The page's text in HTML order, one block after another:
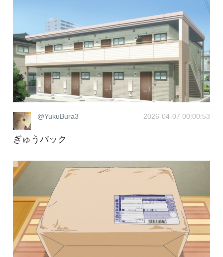
@YukuBura3 2026-04-07 00:00:53
ぎゅうパック